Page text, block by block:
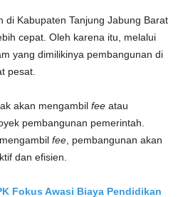
di Kabupaten Tanjung Jabung Barat
cepat. Oleh karena itu, melalui
yang dimilikinya pembangunan di
pesat.
akan mengambil fee atau
pembangunan pemerintah.
fee , pembangunan akan
dan efisien.
Fokus Awasi Biaya Pendidikan